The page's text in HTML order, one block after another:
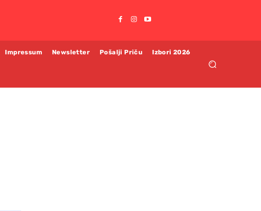
Impressum Newsletter Pošalji Priču Izbori 2026